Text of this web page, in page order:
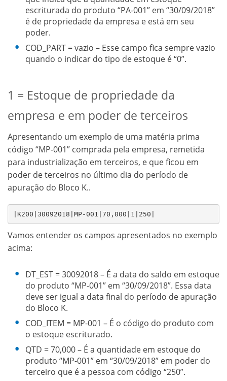
escriturada do produto “PA-001” em “30/09/2018”
é de propriedade da empresa e está em seu
poder.
COD_PART = vazio – Esse campo fica sempre vazio
quando o indicar do tipo de estoque é “0”.
1 = Estoque de propriedade da
empresa e em poder de terceiros
Apresentando um exemplo de uma matéria prima
código “MP-001” comprada pela empresa, remetida
para industrialização em terceiros, e que ficou em
poder de terceiros no último dia do período de
apuração do Bloco K..
|K200|30092018|MP-001|70,000|1|250|
Vamos entender os campos apresentados no exemplo
acima:
DT_EST = 30092018 – É a data do saldo em estoque
do produto “MP-001” em “30/09/2018”. Essa data
deve ser igual a data final do período de apuração
do Bloco K.
COD_ITEM = MP-001 – É o código do produto com
o estoque escriturado.
QTD = 70,000 – É a quantidade em estoque do
produto “MP-001” em “30/09/2018” em poder do
terceiro que é a pessoa com código “250”.